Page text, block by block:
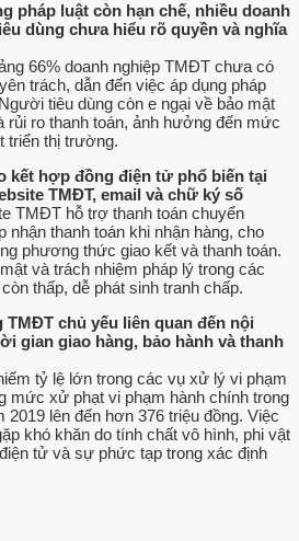
pháp luật còn hạn chế, nhiều doanh
dùng chưa hiểu rõ quyền và nghĩa
66% doanh nghiệp TMĐT chưa có
trách, dẫn đến việc áp dụng pháp
tiêu dùng còn e ngại về bảo mật
rủi ro thanh toán, ảnh hưởng đến mức
triển thị trường.
kết hợp đồng điện tử phổ biến tại
TMĐT, email và chữ ký số
TMĐT hỗ trợ thanh toán chuyển
nhận thanh toán khi nhận hàng, cho
phương thức giao kết và thanh toán.
và trách nhiệm pháp lý trong các
thấp, dễ phát sinh tranh chấp.
chủ yếu liên quan đến nội
gian giao hàng, bảo hành và thanh
tỷ lệ lớn trong các vụ xử lý vi phạm
mức xử phạt vi phạm hành chính trong
lên đến hơn 376 triệu đồng. Việc
khó khăn do tính chất vô hình, phi vật
tử và sự phức tạp trong xác định